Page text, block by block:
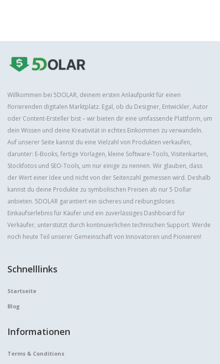
Willkommen bei 5DOLAR, deinem ersten Anlaufpunkt für einen
florierenden digitalen Marktplatz. Egal, ob du Designer, Entwickler, Autor
oder Content-Ersteller bist – wir bieten dir eine umfassende Plattform, um
dein Wissen und deine Kreativität in echtes Einkommen zu verwandeln.
Auf unserer Seite kannst du eine Vielzahl von Produkten verkaufen,
darunter: E-Books, fertige Vorlagen, kleine Software-Tools, Visitenkarten,
Stockfotos und SEO-Tools, um nur einige zu nennen. Wir glauben, dass
der Wert einer Idee und nicht von der Seitenzahl gemessen wird. Deshalb
kannst du deine Produkte zu symbolischen Preisen ab nur 5 Dollar
anbieten. 5DOLAR garantiert ein sicheres und reibungsloses
Einkaufserlebnis für Käufer und ein zuverlässiges Dashboard für
Verkäufer, unterstützt durch kontinuierlichen technischen Support. Werde
noch heute Teil unserer Gemeinschaft von Innovatoren und Pionieren!
Schnelllinks
Startseite
Blog
Informationen
Terms & Conditions